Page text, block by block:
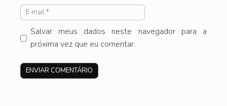
E-
mail
Salvar meus dados neste navegador para a
próxima vez que eu comentar.
Site